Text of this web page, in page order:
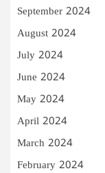
September 2024
August 2024
July 2024
June 2024
May 2024
April 2024
March 2024
February 2024